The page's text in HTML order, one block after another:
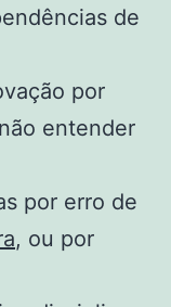
de
por
entender
por erro de
, ou por